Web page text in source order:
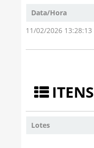
Data/Hora
11/02/2026 13:28:13
ITENS
Lotes